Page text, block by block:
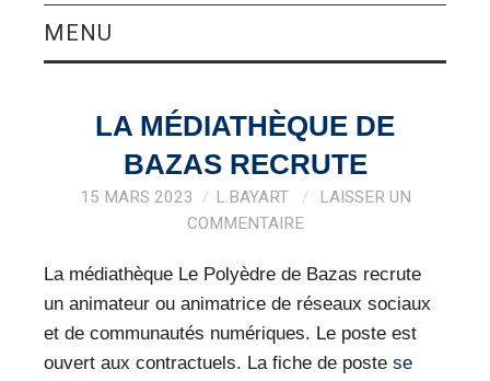
MENU
ACTIVITÉS DU
GROUPE
VEILLE PRO
RESSOURCES
LA MÉDIATHÈQUE DE
BAZAS RECRUTE
15 MARS 2023 L.BAYART
LAISSER UN
COMMENTAIRE
La médiathèque Le Polyèdre de Bazas recrute
un animateur ou animatrice de réseaux sociaux
et de communautés numériques. Le poste est
ouvert aux contractuels. La fiche de postese